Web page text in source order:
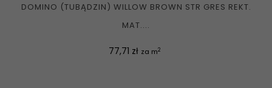
DOMINO (TUBĄDZIN) WILLOW BROWN STR GRES REKT.
MAT....
Cena
77,71 zł za m2